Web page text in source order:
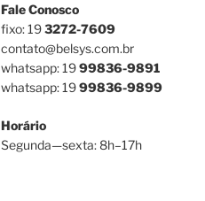
Fale Conosco
fixo: 193272-7609
contato@belsys.com.br
whatsapp: 1999836-9891
whatsapp: 1999836-9899
Horário
Segunda—sexta: 8h–17h